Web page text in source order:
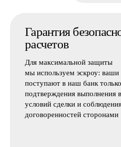
Гарантия
расчетов
Для максимальной защиты
мы используем эскроу: ваши
поступают в наш банк
подтверждения выполнения
условий сделки и
договоренностей сторонами